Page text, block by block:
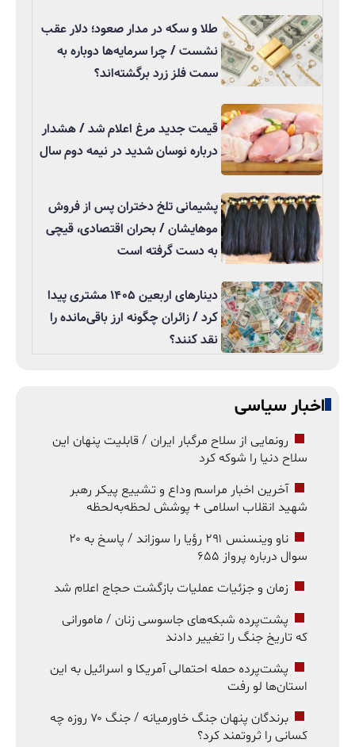
طلا و سکه در مدار صعود؛ دلار عقب
نشست / چرا سرمایه‌ها دوباره به
سمت فلز زرد برگشته‌اند؟
قیمت جدید مرغ اعلام شد / هشدار
درباره نوسان شدید در نیمه دوم سال
پشیمانی تلخ دختران پس از فروش
موهایشان / بحران اقتصادی، قیچی
به دست گرفته است
دینارهای اربعین ۱۴۰۵ مشتری پیدا
کرد / زائران چگونه ارز باقی‌مانده را
نقد کنند؟
اخبار سیاسی
رونمایی از سلاح مرگبار ایران / قابلیت پنهان این
سلاح دنیا را شوکه کرد
آخرین اخبار مراسم وداع و تشییع پیکر رهبر
شهید انقلاب اسلامی + پوشش لحظه‌به‌لحظه
ناو وینسنس ۲۹۱ رؤیا را سوزاند / پاسخ به ۲۰
سوال درباره پرواز ۶۵۵
زمان و جزئیات عملیات بازگشت حجاج اعلام شد
پشت‌پرده شبکه‌های جاسوسی زنان / مامورانی
که تاریخ جنگ را تغییر دادند
پشت‌پرده حمله احتمالی آمریکا و اسرائیل به این
استان‌ها لو رفت
برندگان پنهان جنگ خاورمیانه / جنگ ۷۰ روزه چه
کسانی را ثروتمند کرد؟